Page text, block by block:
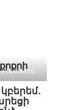
Просмотр